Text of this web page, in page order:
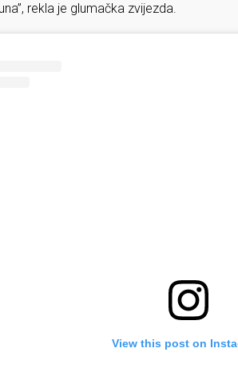
rekla je glumačka zvijezda.
View this post on